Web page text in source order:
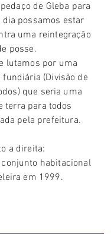
de Gleba para
dia possamos estar
uma reintegração
posse.
lutamos por uma
fundiária (Divisão de
que seria uma
terra para todos
pela prefeitura.
a direita:
habitacional
em 1999.